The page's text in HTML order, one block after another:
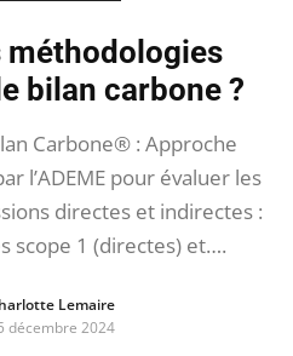
méthodologies
bilan carbone ?
Carbone® : Approche
l’ADEME pour évaluer les
directes et indirectes :
scope 1 (directes) et….
Lemaire
décembre 2024